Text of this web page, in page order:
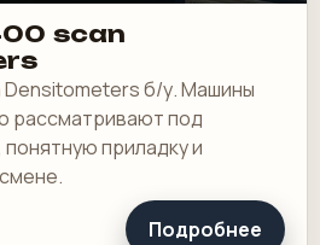
scan
Densitometers б/у. Машины
рассматривают под
приладку и
Подробнее